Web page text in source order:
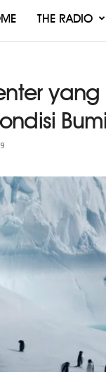
THE RADIO
Bumi